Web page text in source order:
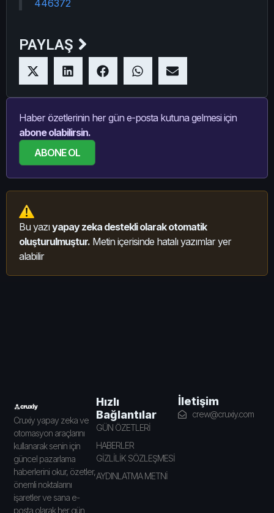
446372
PAYLAŞ
Haber özetlerinin her gün e-posta kutuna gelmesi için
abone olabilirsin.
ABONE OL
Bu yazıyapay zeka destekli olarak otomatik
oluşturulmuştur. Metin içerisinde hatalı yazımlar yer
alabilir
Cruxiy yapay zeka ve
otomasyon araçlarını
kullanarak senin için
güncel pazarlama
haberlerini okur, özetler,
önemli noktalarını
işaretler ve sana e-
posta olarak her gün
Hızlı
Bağlantılar
GÜN ÖZETLERİ
HABERLER
GİZLİLİK SÖZLEŞMESİ
AYDINLATMA METNİ
İletişim
crew@cruxiy.com